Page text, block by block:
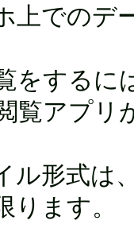
上でのデ
するに
覧アプリ
ル形式は
ます。